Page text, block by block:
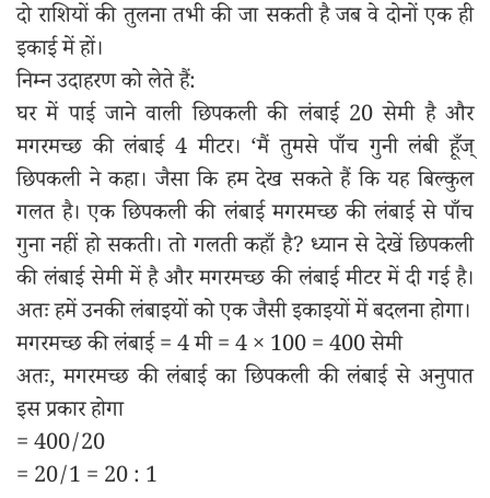
दो राशियों की तुलना तभी की जा सकती है जब वे दोनों एक ही
इकाई में हों।
निम्न उदाहरण को लेते हैं:
घर में पाई जाने वाली छिपकली की लंबाई 20 सेमी है और
मगरमच्छ की लंबाई 4 मीटर। ‘मैं तुमसे पाँच गुनी लंबी हूँज्
छिपकली ने कहा। जैसा कि हम देख सकते हैं कि यह बिल्कुल
गलत है। एक छिपकली की लंबाई मगरमच्छ की लंबाई से पाँच
गुना नहीं हो सकती। तो गलती कहाँ है? ध्यान से देखें छिपकली
की लंबाई सेमी में है और मगरमच्छ की लंबाई मीटर में दी गई है।
अतः हमें उनकी लंबाइयों को एक जैसी इकाइयों में बदलना होगा।
मगरमच्छ की लंबाई = 4 मी = 4 × 100 = 400 सेमी
अतः, मगरमच्छ की लंबाई का छिपकली की लंबाई से अनुपात
इस प्रकार होगा
= 400/20
= 20/1 = 20 : 1